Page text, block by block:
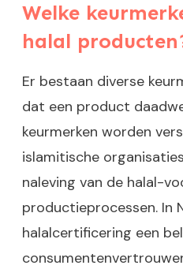
Welke
halal
Er bestaan diverse
dat een product
keurmerken worden
islamitische
naleving van de halal-
productieprocessen. In
halalcertificering een